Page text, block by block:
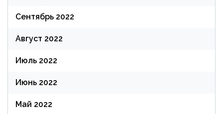
Сентябрь 2022
Август 2022
Июль 2022
Июнь 2022
Май 2022